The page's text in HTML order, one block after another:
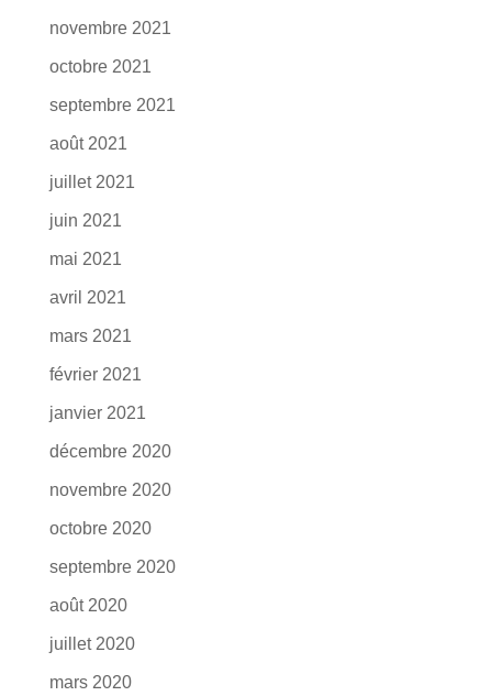
novembre 2021
octobre 2021
septembre 2021
août 2021
juillet 2021
juin 2021
mai 2021
avril 2021
mars 2021
février 2021
janvier 2021
décembre 2020
novembre 2020
octobre 2020
septembre 2020
août 2020
juillet 2020
mars 2020